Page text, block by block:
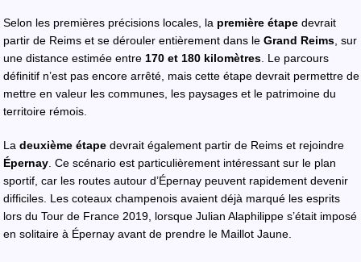
Selon les premières précisions locales, la première étape devrait
partir de Reims et se dérouler entièrement dans le Grand Reims , sur
une distance estimée entre 170 et 180 kilomètres . Le parcours
définitif n’est pas encore arrêté, mais cette étape devrait permettre de
mettre en valeur les communes, les paysages et le patrimoine du
territoire rémois.
La deuxième étape devrait également partir de Reims et rejoindre
Épernay . Ce scénario est particulièrement intéressant sur le plan
sportif, car les routes autour d’Épernay peuvent rapidement devenir
difficiles. Les coteaux champenois avaient déjà marqué les esprits
lors du Tour de France 2019, lorsque Julian Alaphilippe s’était imposé
en solitaire à Épernay avant de prendre le Maillot Jaune.